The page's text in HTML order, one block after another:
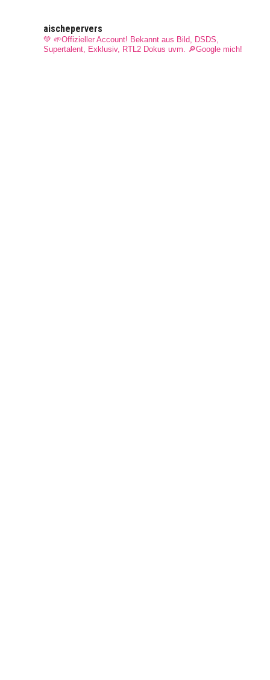
aischepervers
💚 🌱Offizieller Account! Bekannt aus Bild, DSDS,
Supertalent, Exklusiv, RTL2 Dokus uvm. 🔎Google mich!